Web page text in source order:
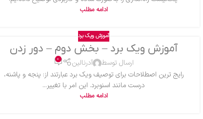
ادامه مطلب
آموزش ویک برد
آموزش ویک برد – بخش دوم – دور زدن
ارسال توسط آدرنالین 0
رایج ترین اصطلاحات برای توصیف ویک برد عبارتند از: پنجه و پاشنه،
درست مانند اسنوبرد. این امر با تغییر...
ادامه مطلب